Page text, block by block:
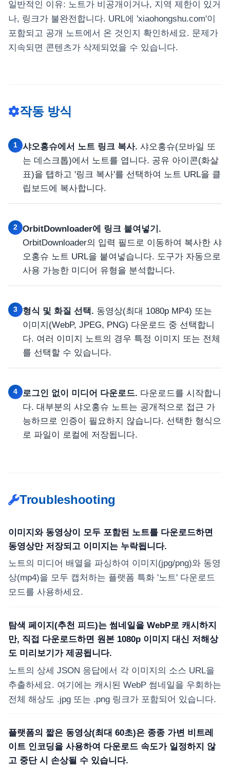
일반적인 이유: 노트가 비공개이거나, 지역 제한이 있거
나, 링크가 불완전합니다. URL에 'xiaohongshu.com'이
포함되고 공개 노트에서 온 것인지 확인하세요. 문제가
지속되면 콘텐츠가 삭제되었을 수 있습니다.
작동 방식
1 샤오홍슈에서 노트 링크 복사. 샤오홍슈(모바일 또
는 데스크톱)에서 노트를 엽니다. 공유 아이콘(화살
표)을 탭하고 '링크 복사'를 선택하여 노트 URL을 클
립보드에 복사합니다.
2
OrbitDownloader에 링크 붙여넣기.
OrbitDownloader의 입력 필드로 이동하여 복사한 샤
오홍슈 노트 URL을 붙여넣습니다. 도구가 자동으로
사용 가능한 미디어 유형을 분석합니다.
3 형식 및 화질 선택. 동영상(최대 1080p MP4) 또는
이미지(WebP, JPEG, PNG) 다운로드 중 선택합니
다. 여러 이미지 노트의 경우 특정 이미지 또는 전체
를 선택할 수 있습니다.
4 로그인 없이 미디어 다운로드. 다운로드를 시작합니
다. 대부분의 샤오홍슈 노트는 공개적으로 접근 가
능하므로 인증이 필요하지 않습니다. 선택한 형식으
로 파일이 로컬에 저장됩니다.
Troubleshooting
이미지와 동영상이 모두 포함된 노트를 다운로드하면
동영상만 저장되고 이미지는 누락됩니다.
노트의 미디어 배열을 파싱하여 이미지(jpg/png)와 동영
상(mp4)을 모두 캡처하는 플랫폼 특화 '노트' 다운로드
모드를 사용하세요.
탐색 페이지(추천 피드)는 썸네일을 WebP로 캐시하지
만, 직접 다운로드하면 원본 1080p 이미지 대신 저해상
도 미리보기가 제공됩니다.
노트의 상세 JSON 응답에서 각 이미지의 소스 URL을
추출하세요. 여기에는 캐시된 WebP 썸네일을 우회하는
전체 해상도 .jpg 또는 .png 링크가 포함되어 있습니다.
플랫폼의 짧은 동영상(최대 60초)은 종종 가변 비트레
이트 인코딩을 사용하여 다운로드 속도가 일정하지 않
고 중단 시 손상될 수 있습니다.